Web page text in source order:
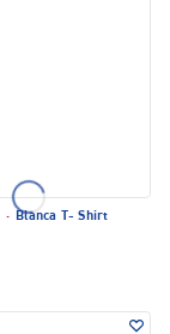
· Blanca T- Shirt